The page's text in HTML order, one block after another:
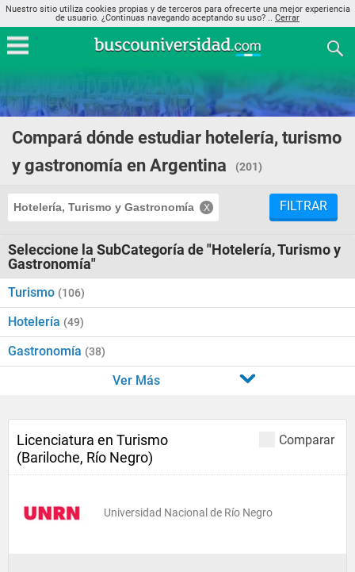
Nuestro sitio utiliza cookies propias y de terceros para ofrecerte una mejor experiencia
de usuario. ¿Continuas navegando aceptando su uso? .. Cerrar
Compará dónde estudiar hotelería, turismo
y gastronomía en Argentina
(201)
Hotelería, Turismo y Gastronomía FILTRAR
Seleccione la SubCategoría de "Hotelería, Turismo y
Gastronomía"
Turismo (106)
Hotelería (49)
Gastronomía (38)
Ver Más
Comparar
Licenciatura en Turismo
(Bariloche, Río Negro)
Universidad Nacional de Río Negro